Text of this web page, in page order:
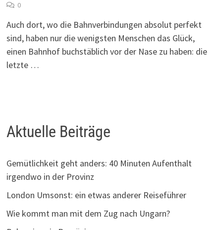
0
Auch dort, wo die Bahnverbindungen absolut perfekt
sind, haben nur die wenigsten Menschen das Glück,
einen Bahnhof buchstäblich vor der Nase zu haben: die
letzte …
Aktuelle Beiträge
Gemütlichkeit geht anders: 40 Minuten Aufenthalt
irgendwo in der Provinz
London Umsonst: ein etwas anderer Reiseführer
Wie kommt man mit dem Zug nach Ungarn?